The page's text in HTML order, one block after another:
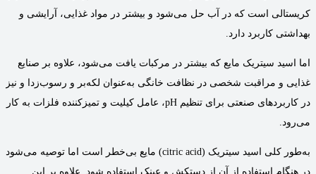
کریستالی است که در آب حل می‌شود و بیشتر در مواد غذایی، آرایشی و
بهداشتی کاربرد دارد.
اما اسید سیتریک مایع که بیشتر در مرکبات یافت می‌شود، علاوه بر صنایع
غذایی و مراقبت شخصی در نظافت خانگی به‌عنوان لکه‌بر و رسوب‌زدا و نیز
در کاربردهای صنعتی برای تنظیم pH، عامل کیلیت و تمیزکننده فلزات به کار
می‌رود.
به‌طور کلی اسید سیتریک (citric acid) مایع بی‌خطر است اما توصیه می‌شود
در هنگام استفاده از آن از دستکش و عینک استفاده شود. علاوه بر این